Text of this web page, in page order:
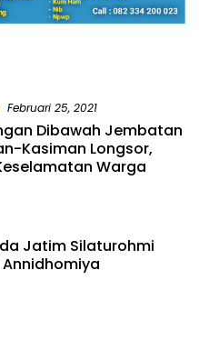
Februari 25, 2021
Dibawah Jembatan
Kasiman Longsor,
Warga
Jatim Silaturohmi